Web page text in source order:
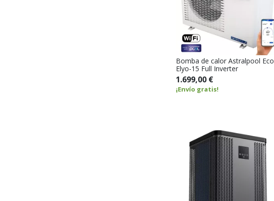
Bomba de calor Astralpool Eco
Elyo-15 Full Inverter
1.699,00 €
¡Envío gratis!